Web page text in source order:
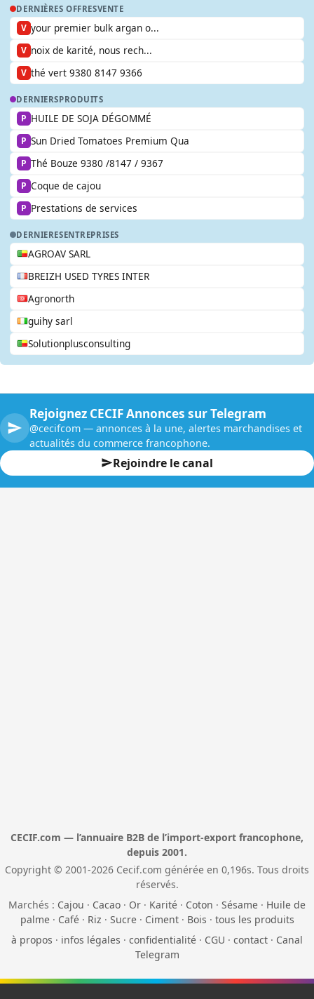
DERNIÈRES OFFRESVENTE
V your premier bulk argan o...
V noix de karité, nous rech...
V thé vert 9380 8147 9366
DERNIERSPRODUITS
P HUILE DE SOJA DÉGOMMÉ
P Sun Dried Tomatoes Premium Qua
P Thé Bouze 9380 /8147 / 9367
P Coque de cajou
P Prestations de services
DERNIERESENTREPRISES
AGROAV SARL
BREIZH USED TYRES INTER
Agronorth
guihy sarl
Solutionplusconsulting
Rejoignez CECIF Annonces sur Telegram
@cecifcom — annonces à la une, alertes marchandises et
actualités du commerce francophone.
Rejoindre le canal
CECIF.com — l’annuaire B2B de l’import-export francophone,
depuis 2001.
Copyright © 2001-2026 Cecif.com générée en 0,196s. Tous droits
réservés.
Marchés : Cajou · Cacao · Or · Karité · Coton · Sésame · Huile de
palme· Café· Riz · Sucre· Ciment· Bois · tous les produits
à propos · infos légales · confidentialité · CGU · contact · Canal
Telegram